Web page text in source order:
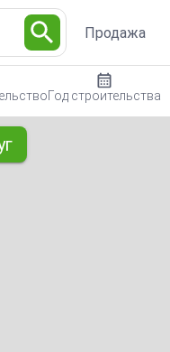
Продажа
Год строительства